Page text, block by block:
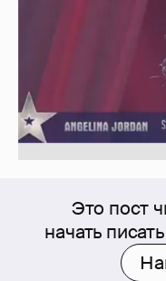
Это пост
начать